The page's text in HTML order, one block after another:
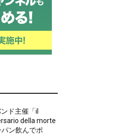
ド主催「il
della morte
ン飲んでポ